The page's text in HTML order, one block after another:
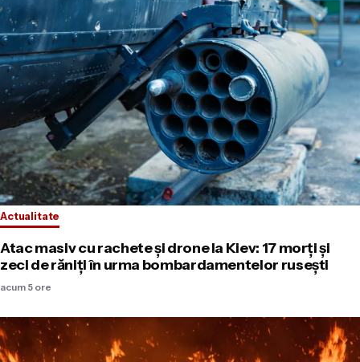
Actualitate
Atac masiv cu rachete și drone la Kiev: 17 morți și
zeci de răniți în urma bombardamentelor rusești
acum 5 ore